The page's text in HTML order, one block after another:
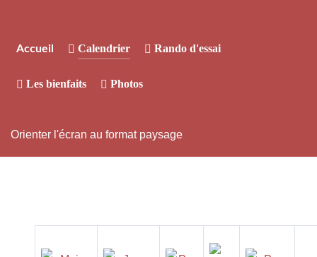
Accueil Calendrier Rando d'essai
Les bienfaits Photos
Orienter l'écran au format paysage